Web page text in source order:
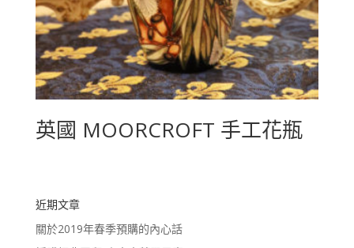
英國 MOORCROFT 手工花瓶
近期文章
關於2019年春季預購的內心話